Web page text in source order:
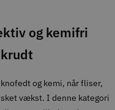
og kemifri
og kemi, når fliser,
vækst. I denne kategori